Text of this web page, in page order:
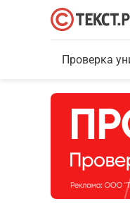
Проверка